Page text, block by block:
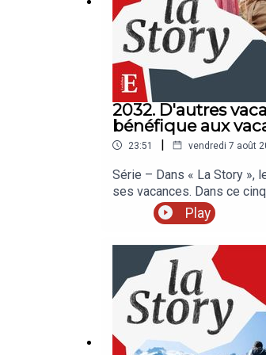
2032. D'autres
bénéfique aux
23:51 | vendredi 7 août
Série – Dans « La Story »,
ses vacances. Dans ce
l’essentiel ? La Sélection
meilleures offres
Teboul (fondatrice
Identité graphique : Upian.
Play